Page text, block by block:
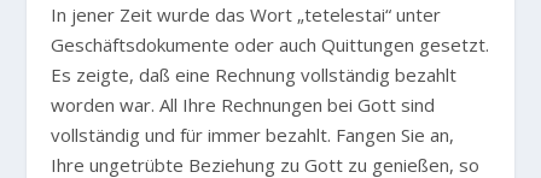
In jener Zeit wurde das Wort „tetelestai“ unter
Geschäftsdokumente oder auch Quittungen gesetzt.
Es zeigte, daß eine Rechnung vollständig bezahlt
worden war. All Ihre Rechnungen bei Gott sind
vollständig und für immer bezahlt. Fangen Sie an,
Ihre ungetrübte Beziehung zu Gott zu genießen, so